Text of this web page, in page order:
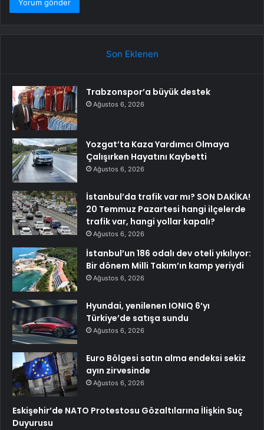
Son Eklenen
Trabzonspor’a büyük destek
Ağustos 6, 2026
Yozgat’ta Kaza Yardımcı Olmaya
Çalışırken Hayatını Kaybetti
Ağustos 6, 2026
İstanbul’da trafik var mı? SON DAKİKA!
20 Temmuz Pazartesi hangi ilçelerde
trafik var, hangi yollar kapalı?
Ağustos 6, 2026
İstanbul’un 186 odalı dev oteli yıkılıyor:
Bir dönem Milli Takım’ın kamp yeriydi
Ağustos 6, 2026
Hyundai, yenilenen IONIQ 6’yı
Türkiye’de satışa sundu
Ağustos 6, 2026
Euro Bölgesi satın alma endeksi sekiz
ayın zirvesinde
Ağustos 6, 2026
Eskişehir’de NATO Protestosu Gözaltılarına İlişkin Suç
Duyurusu